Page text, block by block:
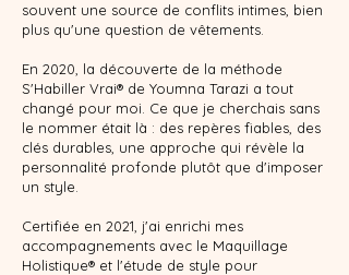
souvent une source de conflits intimes, bien
plus qu'une question de vêtements.
En 2020, la découverte de la méthode
S'Habiller Vrai® de Youmna Tarazi a tout
changé pour moi. Ce que je cherchais sans
le nommer était là : des repères fiables, des
clés durables, une approche qui révèle la
personnalité profonde plutôt que d'imposer
un style.
Certifiée en 2021, j'ai enrichi mes
accompagnements avec le Maquillage
Holistique® et l'étude de style pour